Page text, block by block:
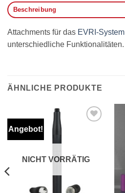
Beschreibung
Attachments für das EVRI-System
unterschiedliche Funktionalitäten.
ÄHNLICHE PRODUKTE
Angebot!
NICHT VORRÄTIG